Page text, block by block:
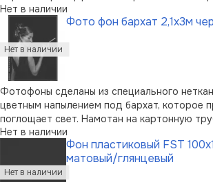
пользуется огромной популярностью
Можно перерабатывать вторично.
хранение в случае примене …
Нет в наличии
Фото фон бархат 2,1х3м
Фотофоны сделаны из специального
цветным напылением под бархат, которое
поглощает свет. Намотан на картонную
Нет в наличии
Фон пластиковый FST
матовый/глянцевый